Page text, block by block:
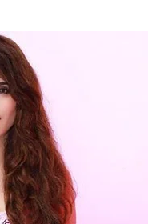
& QUOTES
Kalam